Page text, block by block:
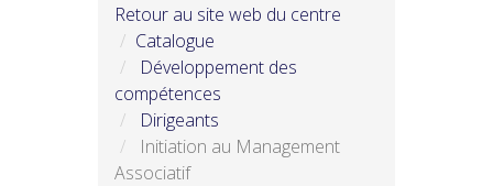
Retour au site web du centre
Catalogue
Développement des
compétences
Dirigeants
Initiation au Management
Associatif